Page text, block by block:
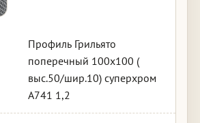
Профиль Грильято
поперечный 100х100 (
выс.50/шир.10) суперхром
А741 1,2